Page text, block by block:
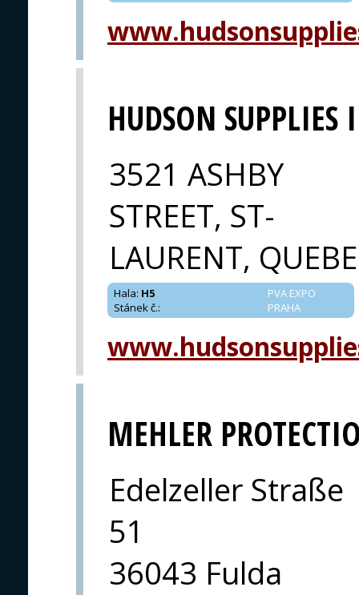
HUDSON SUPPLIES
3521 ASHBY
STREET, ST-
LAURENT,
PVA EXPO
PRAHA
Hala: H5
Stánek č.:
MEHLER
Edelzeller Straße
51
36043 Fulda